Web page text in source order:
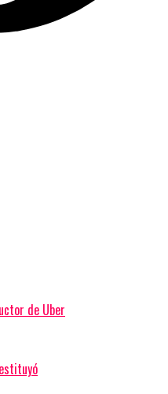
de Uber